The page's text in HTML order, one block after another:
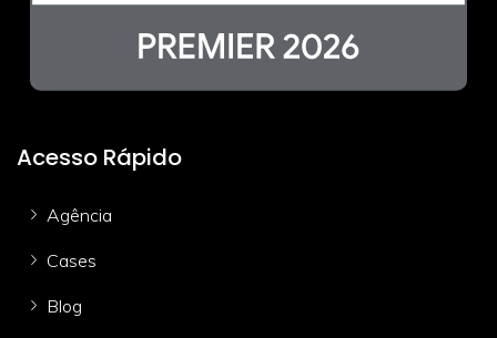
Acesso Rápido
Agência
Cases
Blog